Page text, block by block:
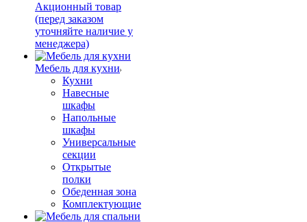
Акционный товар
(перед заказом
уточняйте наличие у
менеджера)
Мебель для кухни
Кухни
Навесные
шкафы
Напольные
шкафы
Универсальные
секции
Открытые
полки
Обеденная зона
Комплектующие